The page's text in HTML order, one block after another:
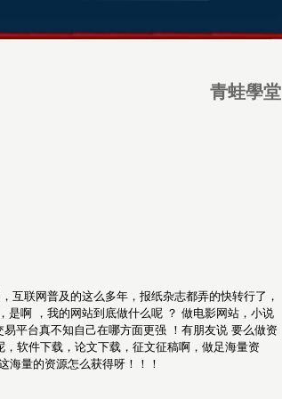
青蛙學堂
互联网普及的这么多年，报纸杂志都弄的快转行了，
是啊 ，我的网站到底做什么呢 ？ 做电影网站，小说
平台真不知自己在哪方面更强 ！有朋友说 要么做资
软件下载，论文下载，征文征稿啊，做足海量资
海量的资源怎么获得呀！！！